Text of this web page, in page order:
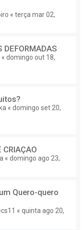
« terça mar 02,
DEFORMADAS
« domingo out 18,
« domingo set 20,
CRIAÇAO
« domingo ago 23,
Quero-quero
« quinta ago 20,